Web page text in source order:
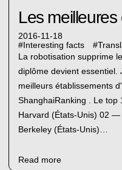
Les
2016-11-18
# Interesting facts #
La robotisation supprime
diplôme devient essentiel.
meilleurs établissements
ShanghaiRanking . Le
Harvard (États-Unis) 02
Berkeley (États-Unis)…
Read more